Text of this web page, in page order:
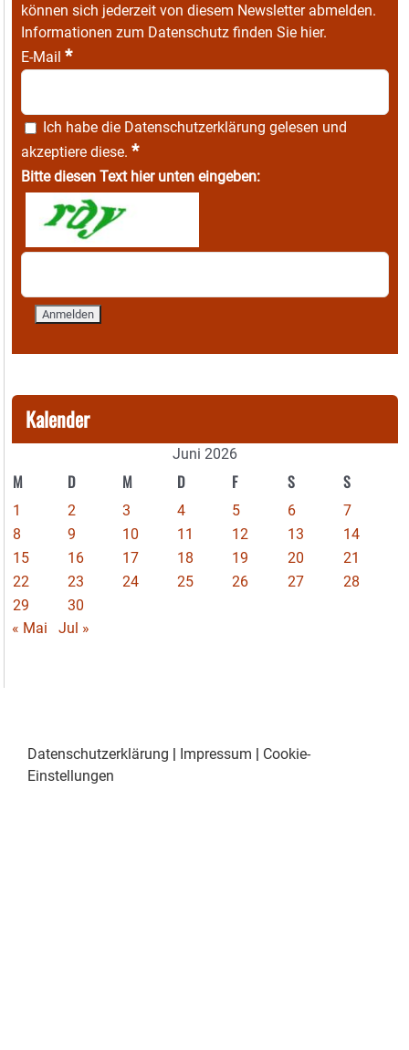
können sich jederzeit von diesem Newsletter abmelden.
Informationen zum Datenschutz finden Sie hier.
E-Mail *
Ich habe die Datenschutzerklärung gelesen und
akzeptiere diese. *
Bitte diesen Text hier unten eingeben:
Kalender
Juni 2026
M D M D F S S
1 2 3 4 5 6
7
8
9 10 11 12 13
14
15
16 17 18 19 20
21
22
23 24 25 26 27
28
29
30
« Mai
Jul »
Datenschutzerklärung | Impressum | Cookie-
Einstellungen